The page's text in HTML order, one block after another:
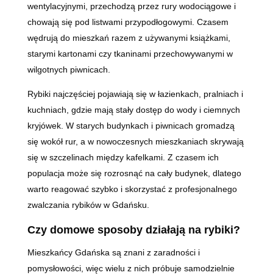
wentylacyjnymi, przechodzą przez rury wodociągowe i
chowają się pod listwami przypodłogowymi. Czasem
wędrują do mieszkań razem z używanymi książkami,
starymi kartonami czy tkaninami przechowywanymi w
wilgotnych piwnicach.
Rybiki najczęściej pojawiają się w łazienkach, pralniach i
kuchniach, gdzie mają stały dostęp do wody i ciemnych
kryjówek. W starych budynkach i piwnicach gromadzą
się wokół rur, a w nowoczesnych mieszkaniach skrywają
się w szczelinach między kafelkami. Z czasem ich
populacja może się rozrosnąć na cały budynek, dlatego
warto reagować szybko i skorzystać z profesjonalnego
zwalczania rybików w Gdańsku.
Czy domowe sposoby działają na rybiki?
Mieszkańcy Gdańska są znani z zaradności i
pomysłowości, więc wielu z nich próbuje samodzielnie